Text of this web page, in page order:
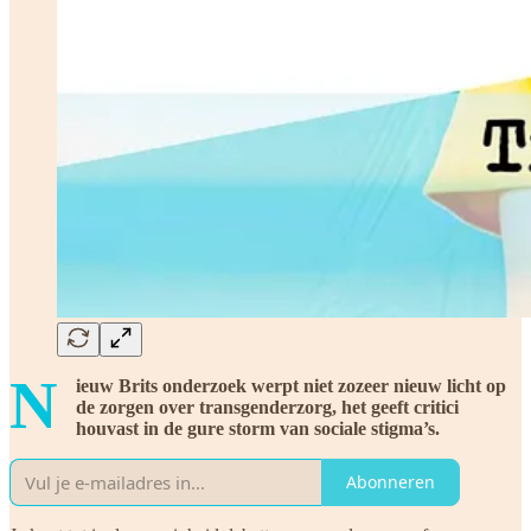
N
ieuw Brits onderzoek werpt niet zozeer nieuw licht op
de zorgen over transgenderzorg, het geeft critici
houvast in de gure storm van sociale stigma’s.
Abonneren